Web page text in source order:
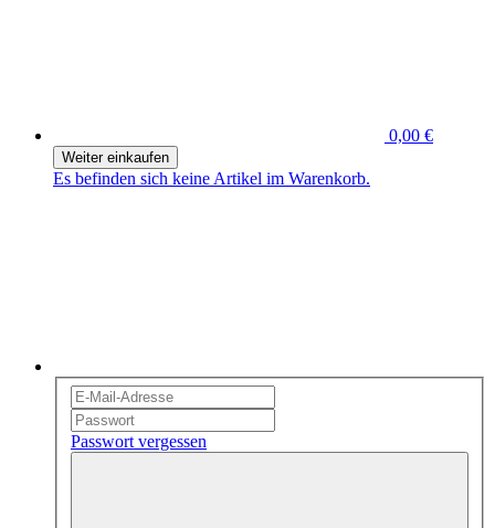
0,00 €
Weiter einkaufen
Es befinden sich keine Artikel im Warenkorb.
Passwort vergessen